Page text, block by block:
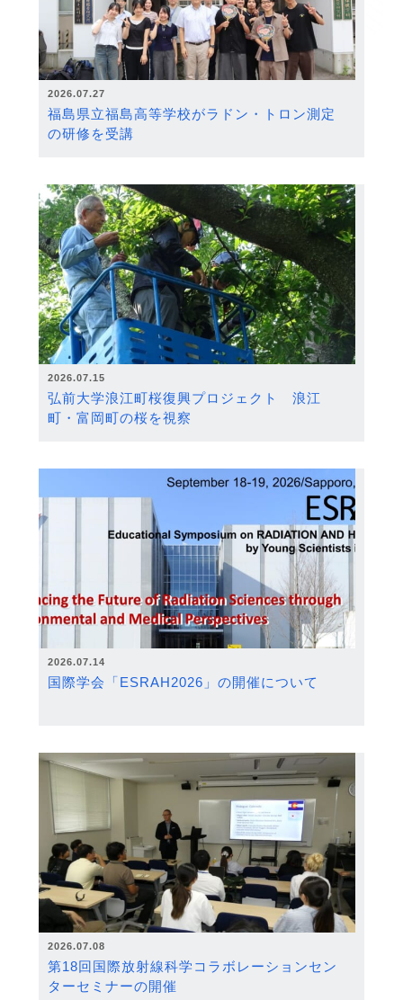
2026.07.27
福島県立福島高等学校がラドン・トロン測定
の研修を受講
2026.07.15
弘前大学浪江町桜復興プロジェクト 浪江
町・富岡町の桜を視察
2026.07.14
国際学会「ESRAH2026」の開催について
2026.07.08
第18回国際放射線科学コラボレーションセン
ターセミナーの開催